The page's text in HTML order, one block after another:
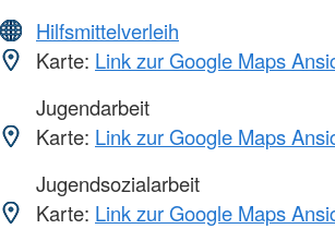
Hilfsmittelverleih
Karte: Link zur Google Maps
Jugendarbeit
Karte: Link zur Google Maps
Jugendsozialarbeit
Karte: Link zur Google Maps